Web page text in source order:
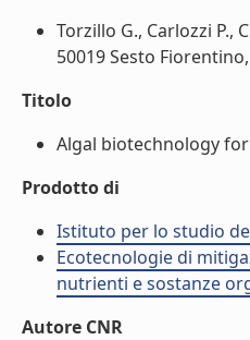
Torzillo G., Carlozzi P.,
50019 Sesto
Titolo
Algal biotechnology
Prodotto di
Istituto per lo studio
Ecotecnologie di
nutrienti e sostanze
Autore CNR